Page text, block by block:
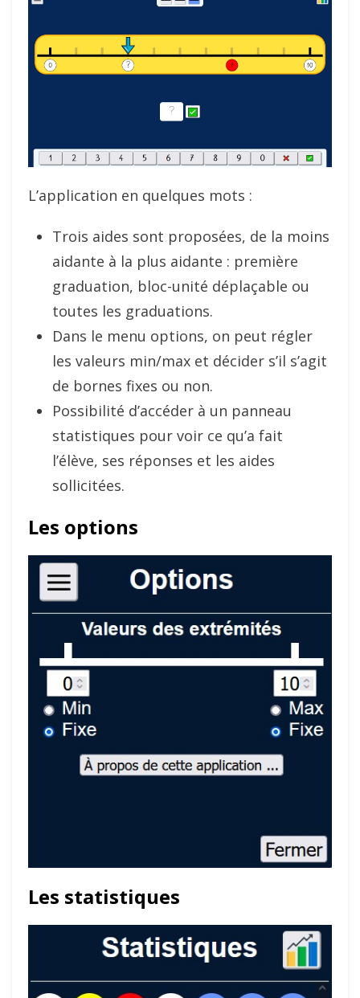
L’application en quelques mots :
Trois aides sont proposées, de la moins
aidante à la plus aidante : première
graduation, bloc-unité déplaçable ou
toutes les graduations.
Dans le menu options, on peut régler
les valeurs min/max et décider s’il s’agit
de bornes fixes ou non.
Possibilité d’accéder à un panneau
statistiques pour voir ce qu’a fait
l’élève, ses réponses et les aides
sollicitées.
Les options
Les statistiques